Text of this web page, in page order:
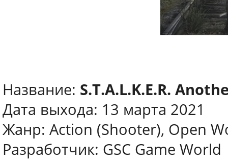
Название: S.T.A.L.K.E.R.
Дата выхода: 13 марта 2021
Жанр: Action (Shooter), Open
Разработчик: GSC Game World